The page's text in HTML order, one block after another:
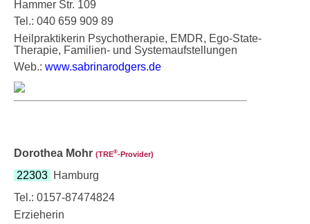
Hammer Str. 109
Tel.: 040 659 909 89
Heilpraktikerin Psychotherapie, EMDR, Ego-State-
Therapie, Familien- und Systemaufstellungen
Web.: www.sabrinarodgers.de
Dorothea Mohr (TRE®‑Provider)
22303 Hamburg
Tel.: 0157-87474824
Erzieherin